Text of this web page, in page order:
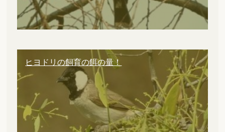
ヒヨドリの飼育の餌の量！